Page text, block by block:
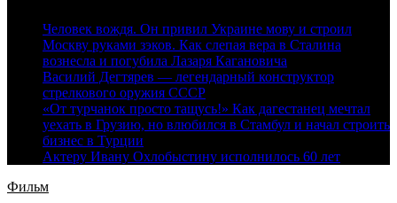
Человек вождя. Он привил Украине мову и строил
Москву руками зэков. Как слепая вера в Сталина
вознесла и погубила Лазаря Кагановича
Василий Дегтярев — легендарный конструктор
стрелкового оружия СССР
«От турчанок просто тащусь!» Как дагестанец мечтал
уехать в Грузию, но влюбился в Стамбул и начал строить
бизнес в Турции
Актеру Ивану Охлобыстину исполнилось 60 лет
Фильм